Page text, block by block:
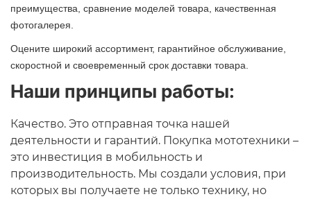
преимущества, сравнение моделей товара, качественная
фотогалерея.
Оцените широкий ассортимент, гарантийное обслуживание,
скоростной и своевременный срок доставки товара.
Наши принципы работы:
Качество. Это отправная точка нашей
деятельности и гарантий. Покупка мототехники –
это инвестиция в мобильность и
производительность. Мы создали условия, при
которых вы получаете не только технику, но